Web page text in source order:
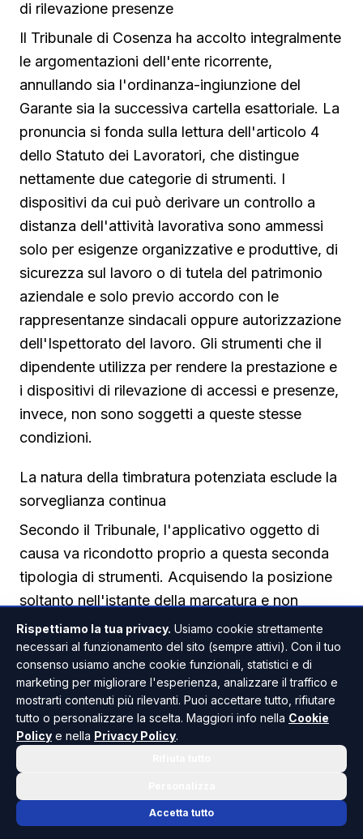
di rilevazione presenze
Il Tribunale di Cosenza ha accolto integralmente
le argomentazioni dell'ente ricorrente,
annullando sia l'ordinanza-ingiunzione del
Garante sia la successiva cartella esattoriale. La
pronuncia si fonda sulla lettura dell'articolo 4
dello Statuto dei Lavoratori, che distingue
nettamente due categorie di strumenti. I
dispositivi da cui può derivare un controllo a
distanza dell'attività lavorativa sono ammessi
solo per esigenze organizzative e produttive, di
sicurezza sul lavoro o di tutela del patrimonio
aziendale e solo previo accordo con le
rappresentanze sindacali oppure autorizzazione
dell'Ispettorato del lavoro. Gli strumenti che il
dipendente utilizza per rendere la prestazione e
i dispositivi di rilevazione di accessi e presenze,
invece, non sono soggetti a queste stesse
condizioni.
La natura della timbratura potenziata esclude la
sorveglianza continua
Secondo il Tribunale, l'applicativo oggetto di
causa va ricondotto proprio a questa seconda
tipologia di strumenti. Acquisendo la posizione
soltanto nell'istante della marcatura e non
durante l'intera giornata lavorativa, non
consente alcuna ricostruzione degli spostamenti
né un monitoraggio continuativo della
prestazione. Si tratta, in altre parole, di una
timbratura rafforzata da un dato sulla posizione
e non di un sistema di sorveglianza. Questa
25732 del 2021 ha chiarito che la qualificazione
Rispettiamo la tua privacy. Usiamo cookie strettamente
necessari al funzionamento del sito (sempre attivi). Con il tuo
consenso usiamo anche cookie funzionali, statistici e di
marketing per migliorare l'esperienza, analizzare il traffico e
mostrarti contenuti più rilevanti. Puoi accettare tutto, rifiutare
tutto o personalizzare la scelta. Maggiori info nella Cookie
Policy e nella Privacy Policy.
Accetta tutto